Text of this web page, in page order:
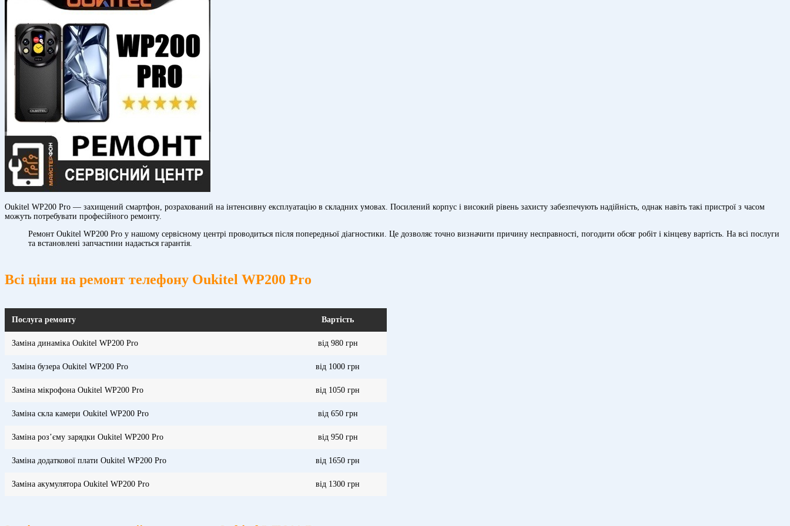
Oukitel WP200 Pro — захищений смартфон, розрахований на інтенсивну експлуатацію в складних умовах. Посилений корпус і високий рівень захисту забезпечують надійність, однак навіть такі пристрої з часом
можуть потребувати професійного ремонту.
Ремонт Oukitel WP200 Pro у нашому сервісному центрі проводиться після попередньої діагностики. Це дозволяє точно визначити причину несправності, погодити обсяг робіт і кінцеву вартість. На всі послуги
та встановлені запчастини надається гарантія.
Всі ціни на ремонт телефону Oukitel WP200 Pro
Послуга ремонту Вартість
Заміна динаміка Oukitel WP200 Pro від 980 грн
Заміна бузера Oukitel WP200 Pro від 1000 грн
Заміна мікрофона Oukitel WP200 Pro від 1050 грн
Заміна скла камери Oukitel WP200 Pro від 650 грн
Заміна розʼєму зарядки Oukitel WP200 Pro від 950 грн
Заміна додаткової плати Oukitel WP200 Pro від 1650 грн
Заміна акумулятора Oukitel WP200 Pro від 1300 грн